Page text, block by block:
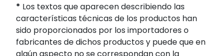
* Los textos que aparecen describiendo las
características técnicas de los productos han
sido proporcionados por los importadores o
fabricantes de dichos productos y puede que en
algún aspecto no se correspondan con la